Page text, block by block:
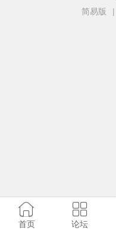
简易版
|
首页 论坛